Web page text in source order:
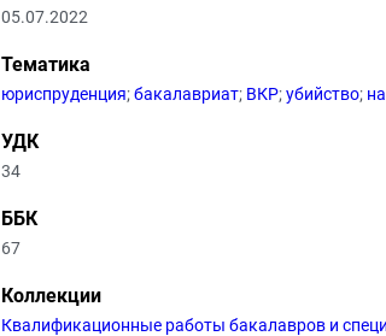
05.07.2022
Тематика
юриспруденция;бакалавриат; ВКР;убийство;
УДК
34
ББК
67
Коллекции
Квалификационные работы бакалавров и